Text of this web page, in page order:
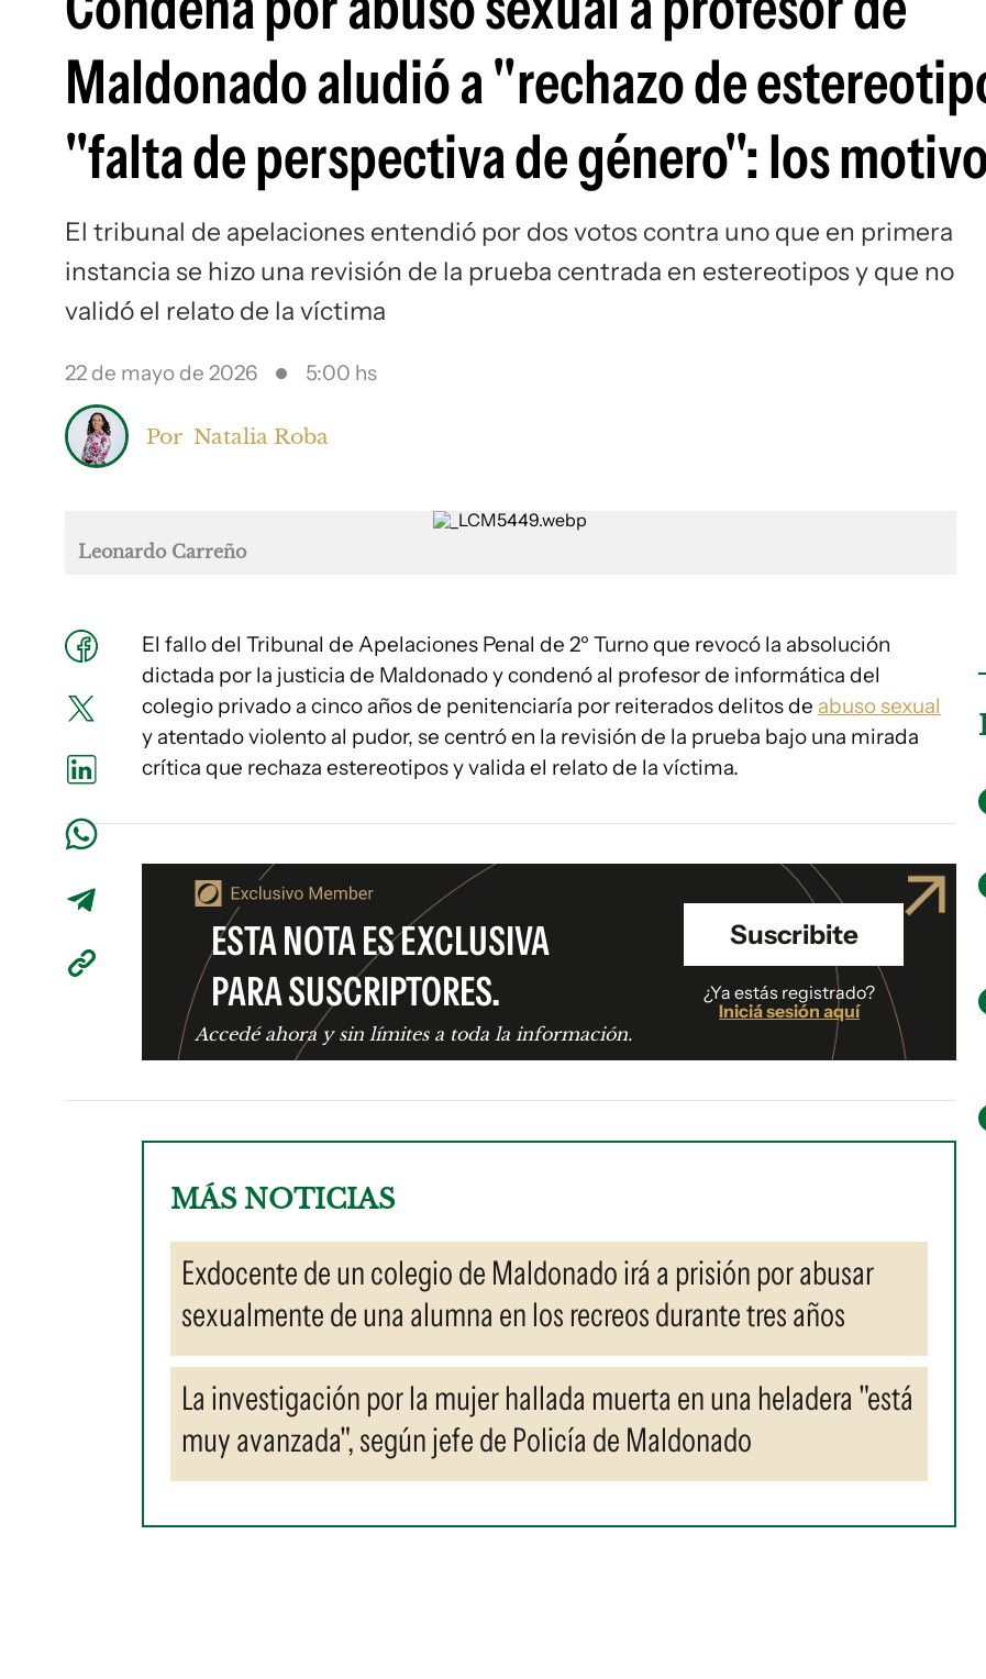
Maldonado aludió a "rechazo de
"falta de perspectiva de género": los
El tribunal de apelaciones entendió por dos votos contra uno que en primera
instancia se hizo una revisión de la prueba centrada en estereotipos y que no
validó el relato de la víctima
22 de mayo de 2026 5:00 hs
Por Natalia Roba
Leonardo Carreño
El fallo del Tribunal de Apelaciones Penal de 2º Turno que revocó la absolución
dictada por la justicia de Maldonado y condenó al profesor de informática del
colegio privado a cinco años de penitenciaría por reiterados delitos de abuso sexual
y atentado violento al pudor, se centró en la revisión de la prueba bajo una mirada
crítica que rechaza estereotipos y valida el relato de la víctima.
ESTA NOTA ES EXCLUSIVA
PARA SUSCRIPTORES.
Accedé ahora y sin límites a toda la información.
Suscribite
¿Ya estás registrado?
Iniciá sesión aquí
MÁS NOTICIAS
Exdocente de un colegio de Maldonado irá a prisión por abusar
sexualmente de una alumna en los recreos durante tres años
La investigación por la mujer hallada muerta en una heladera "está
muy avanzada", según jefe de Policía de Maldonado